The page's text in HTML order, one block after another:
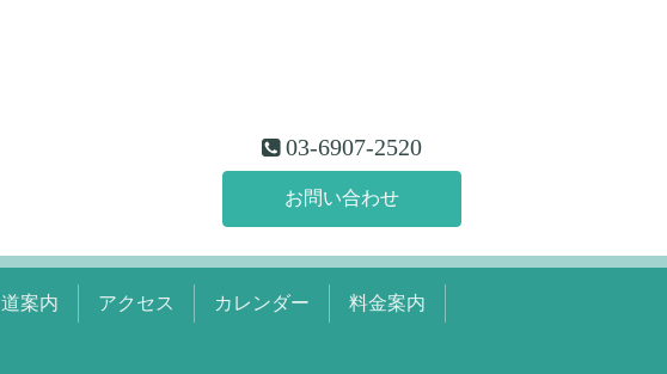
03-6907-2520
お問い合わせ
道案内 アクセス カレンダー 料金案内